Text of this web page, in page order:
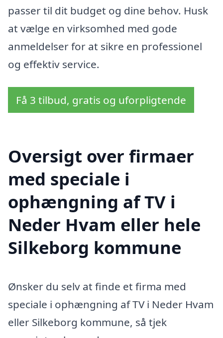
passer til dit budget og dine behov. Husk
at vælge en virksomhed med gode
anmeldelser for at sikre en professionel
og effektiv service.
Få 3 tilbud, gratis og uforpligtende
Oversigt over firmaer
med speciale i
ophængning af TV i
Neder Hvam eller hele
Silkeborg kommune
Ønsker du selv at finde et firma med
speciale i ophængning af TV i Neder Hvam
eller Silkeborg kommune, så tjek